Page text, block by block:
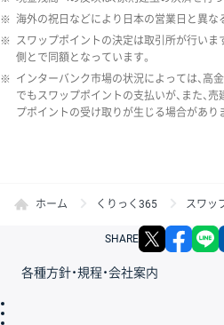
※ 海外の祝日などにより日本の営業日と異な
※ スワップポイントの決定は取引所が行いま
側とで同額となっています。
※ インターバンク市場の状況によっては、高
でもスワップポイントの支払いが、また、
プポイントの受け取りが生じる場合があり
ホーム くりっく365 スワッ
SHARE X
各種方針・規程・会社案内